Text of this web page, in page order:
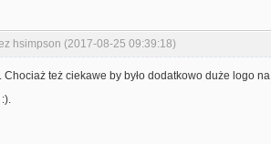
hsimpson (2017-08-25 09:39:18)
też ciekawe by było dodatkowo duże logo